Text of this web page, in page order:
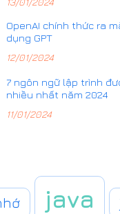
OpenAI chính thức ra
dụng GPT
12/01/2024
7 ngôn ngữ lập trình
nhiều nhất năm 2024
11/01/2024
java